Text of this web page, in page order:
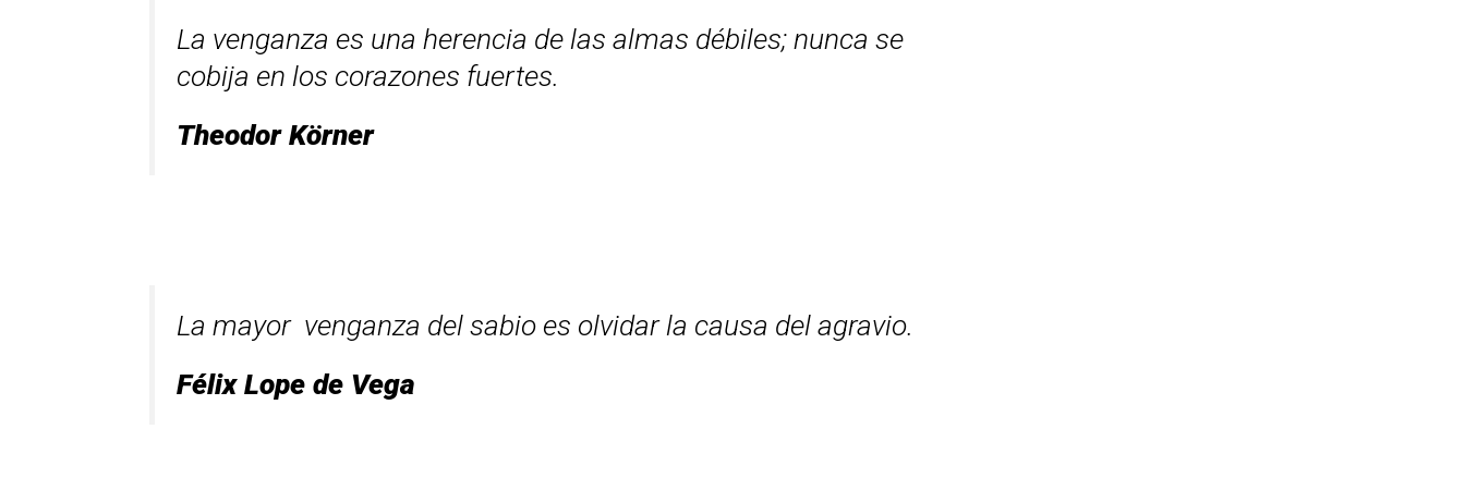
La venganza es una herencia de las almas débiles; nunca se
cobija en los corazones fuertes.
Theodor Körner
La mayor venganza del sabio es olvidar la causa del agravio.
Félix Lope de Vega